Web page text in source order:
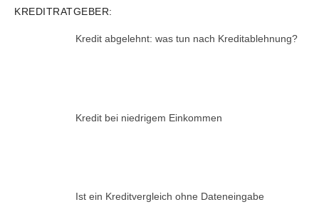
KREDITRATGEBER:
Kredit abgelehnt: was tun nach Kreditablehnung?
Kredit bei niedrigem Einkommen
Ist ein Kreditvergleich ohne Dateneingabe